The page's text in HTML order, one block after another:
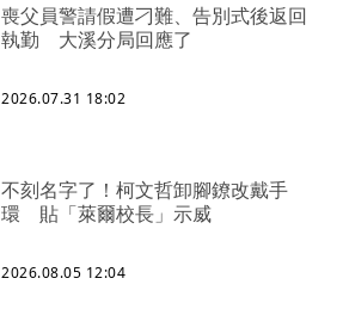
喪父員警請假遭刁難、告別式後返回
執勤 大溪分局回應了
2026.07.31 18:02
不刻名字了！柯文哲卸腳鐐改戴手
環 貼「萊爾校長」示威
2026.08.05 12:04